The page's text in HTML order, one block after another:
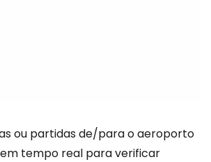
ou partidas de/para o aeroporto
em tempo real para verificar